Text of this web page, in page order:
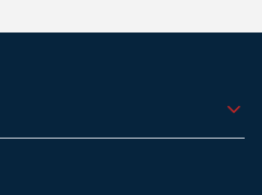
0. Zobacz szczegóły